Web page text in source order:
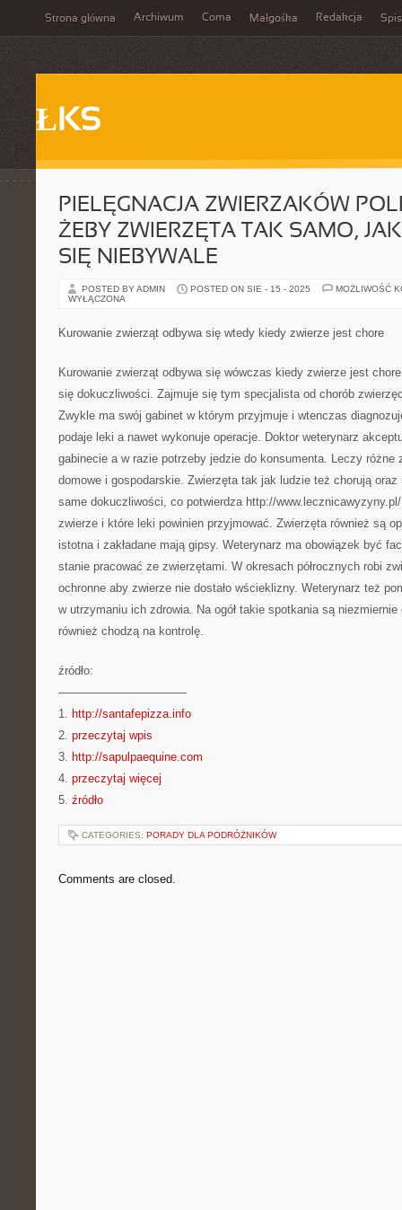
Strona główna Archiwum Coma Małgośka Redakcja
ŁKS
PIELĘGNACJA ZWIERZAKÓW
ŻEBY ZWIERZĘTA TAK SAMO,
SIĘ NIEBYWALE
POSTED BY ADMIN POSTED ON SIE - 15 - 2025
MOŻLIWOŚĆ
WYŁĄCZONA
Kurowanie zwierząt odbywa się wtedy kiedy zwierze jest chore
Kurowanie zwierząt odbywa się wówczas kiedy zwierze jest
się dokuczliwości. Zajmuje się tym specjalista od chorób
Zwykle ma swój gabinet w którym przyjmuje i wtenczas
podaje leki a nawet wykonuje operacje. Doktor weterynarz
gabinecie a w razie potrzeby jedzie do konsumenta. Leczy różne
domowe i gospodarskie. Zwierzęta tak jak ludzie też chorują
same dokuczliwości, co potwierdza http://
zwierze i które leki powinien przyjmować. Zwierzęta również są
istotna i zakładane mają gipsy. Weterynarz ma obowiązek być
stanie pracować ze zwierzętami. W okresach półrocznych robi
ochronne aby zwierze nie dostało wścieklizny. Weterynarz też
w utrzymaniu ich zdrowia. Na ogół takie spotkania są
również chodzą na kontrolę.
źródło:
———————————
1. http://santafepizza.info
2. przeczytaj wpis
3. http://sapulpaequine.com
4. przeczytaj więcej
5. źródło
CATEGORIES: PORADY DLA PODRÓŻNIKÓW
Comments are closed.